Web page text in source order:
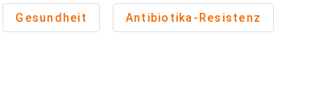
Gesundheit Antibiotika-Resistenz